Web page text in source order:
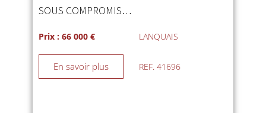
SOUS COMPROMIS…
Prix : 66 000 € LANQUAIS
En savoir plus REF. 41696